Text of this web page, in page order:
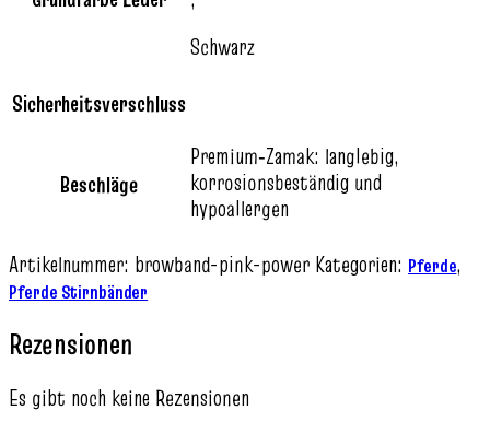
Schwarz
Sicherheitsverschluss
Beschläge
Premium‑Zamak: langlebig,
korrosionsbeständig und
hypoallergen
Artikelnummer: browband-pink-power Kategorien: Pferde,
Pferde Stirnbänder
Rezensionen
Es gibt noch keine Rezensionen